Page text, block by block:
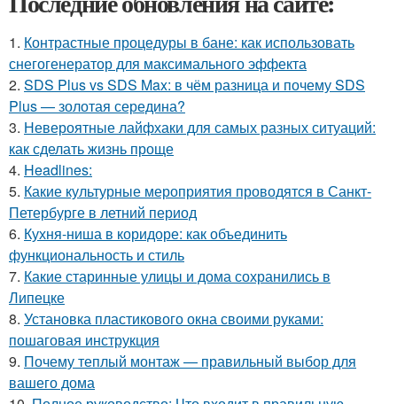
1. Контрастные процедуры в бане: как использовать
снегогенератор для максимального эффекта
2. SDS Plus vs SDS Max: в чём разница и почему SDS
Plus — золотая середина?
3. Невероятные лайфхаки для самых разных ситуаций:
как сделать жизнь проще
4. Headlines:
5. Какие культурные мероприятия проводятся в Санкт-
Петербурге в летний период
6. Кухня-ниша в коридоре: как объединить
функциональность и стиль
7. Какие старинные улицы и дома сохранились в
Липецке
8. Установка пластикового окна своими руками:
пошаговая инструкция
9. Почему теплый монтаж — правильный выбор для
вашего дома